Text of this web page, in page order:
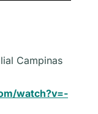
Campinas
watch?v=-